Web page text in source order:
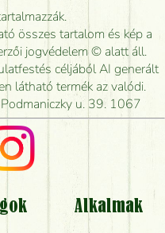
úgy, hogy még ma
a csokrot, és
kiszállítani?
van önöknél?
a virágküldésről?
a képen van?
szállításáról?
összes tartalom és kép a
jogvédelem © alatt áll.
céljából AI generált
látható termék az valódi.
u. 39. 1067
Alkalmak